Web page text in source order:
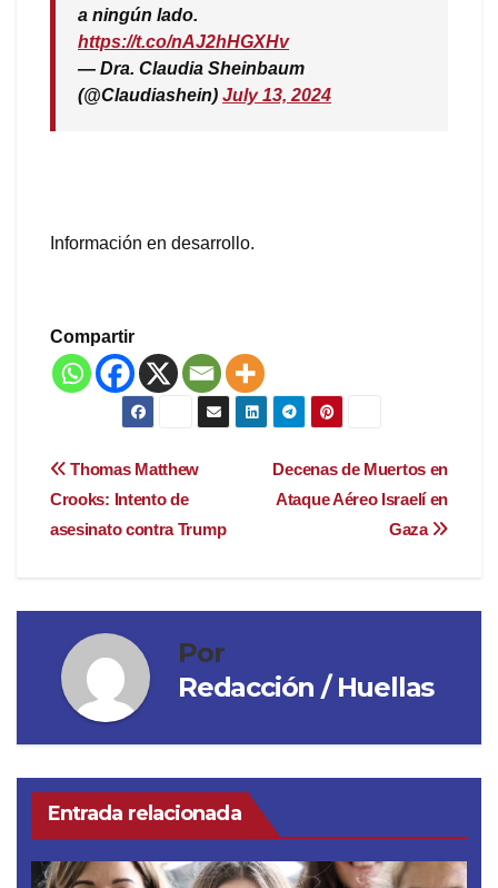
a ningún lado.
https://t.co/nAJ2hHGXHv
— Dra. Claudia Sheinbaum
(@Claudiashein) July 13, 2024
Información en desarrollo.
Compartir
Navegación
de
Decenas de Muertos en
Ataque Aéreo Israelí en
Gaza
Thomas Matthew
Crooks: Intento de
asesinato contra Trump
Por
Redacción / Huellas
Entrada relacionada